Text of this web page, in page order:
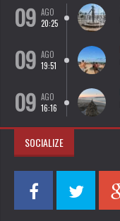
09 AGO
20:25
09 AGO
19:51
09 AGO
16:16
SOCIALIZE